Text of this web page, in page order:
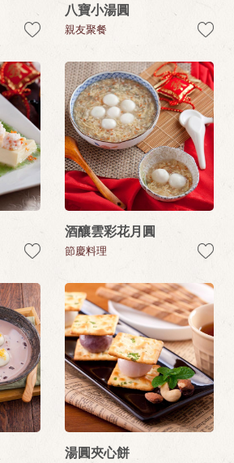
八寶小湯圓
親友聚餐
酒釀雲彩花月圓
節慶料理
湯圓夾心餅